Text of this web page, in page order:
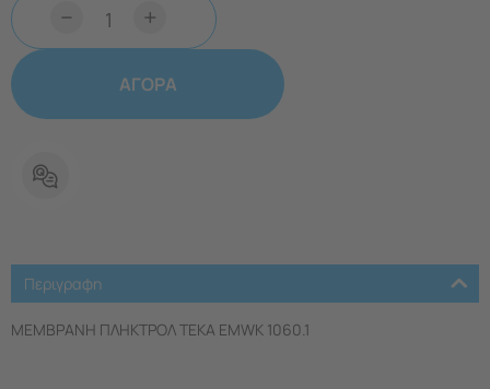
− +
ΑΓΟΡΑ
Περιγραφη
ΜΕΜΒΡΑΝΗ ΠΛΗΚΤΡΟΛ TEKA EMWK 1060.1